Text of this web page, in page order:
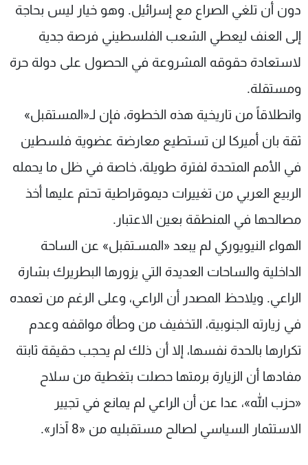
دون أن تلغي الصراع مع إسرائيل. وهو خيار ليس بحاجة
إلى العنف ليعطي الشعب الفلسطيني فرصة جدية
لاستعادة حقوقه المشروعة في الحصول على دولة حرة
ومستقلة.
وانطلاقاً من تاريخية هذه الخطوة، فإن لـ«المستقبل»
ثقة بان أميركا لن تستطيع معارضة عضوية فلسطين
في الأمم المتحدة لفترة طويلة، خاصة في ظل ما يحمله
الربيع العربي من تغييرات ديموقراطية تحتم عليها أخذ
مصالحها في المنطقة بعين الاعتبار.
الهواء النيويوركي لم يبعد «المسـتقبل» عن الساحة
الداخلية والساحات العديدة التي يزورها البطريرك بشارة
الراعي. ويلاحظ المصدر أن الراعي، وعلى الرغم من تعمده
في زيارته الجنوبية، التخفيف من وطأة مواقفه وعدم
تكرارها بالحدة نفسها، إلا أن ذلك لم يحجب حقيقة ثابتة
مفادها أن الزيارة برمتها حصلت بتغطية من سلاح
«حزب الله»، عدا عن أن الراعي لم يمانع في تجيير
الاستثمار السياسي لصالح مستقبليه من «8 آذار».